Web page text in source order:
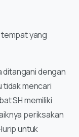
yang
ditangani dengan
tidak mencari
SH memiliki
periksakan
untuk